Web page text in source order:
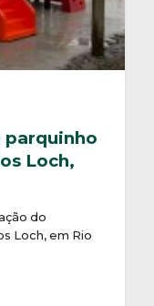
Loch,
do
Loch, em Rio